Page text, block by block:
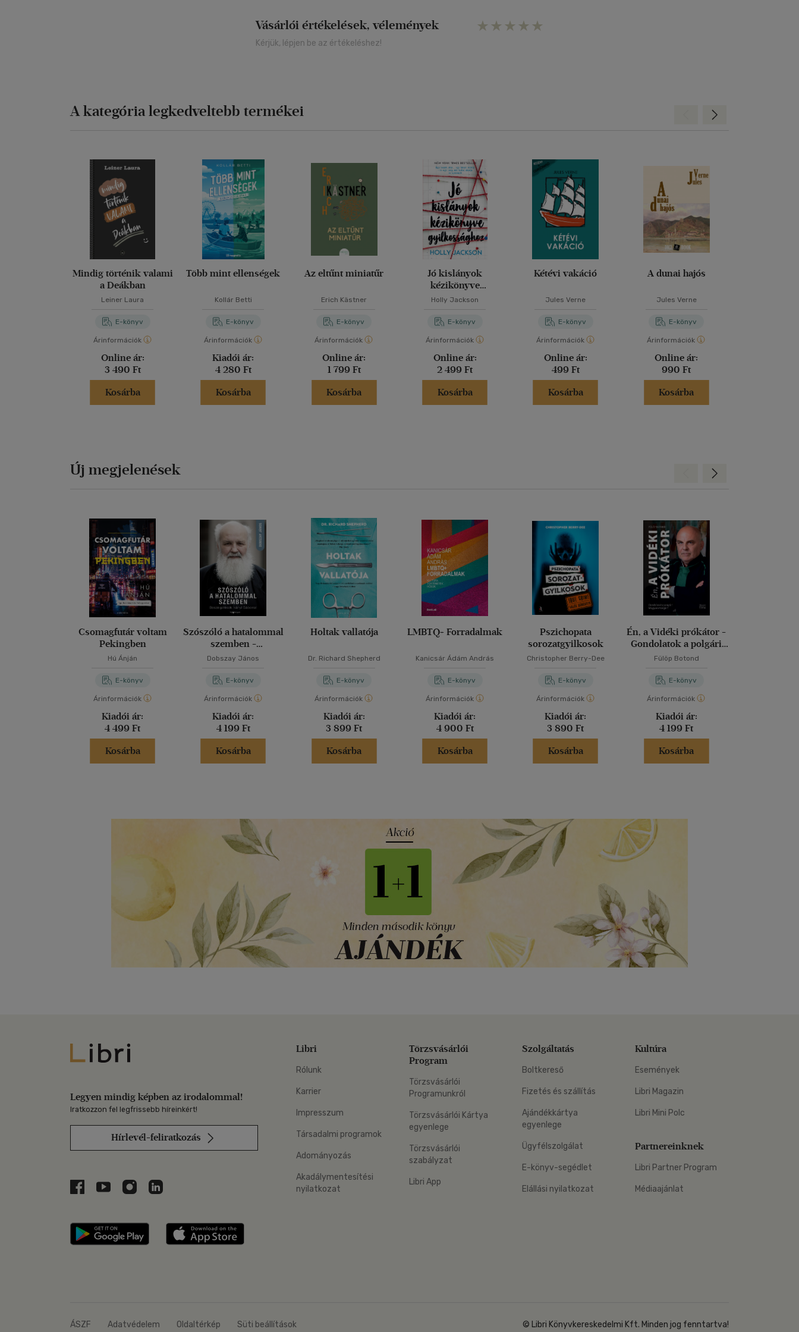
Vásárlói értékelések, vélemények
Kérjük, lépjen be az értékeléshez!
A kategória legkedveltebb termékei
Mindig történik valami
a Deákban
Leiner Laura
E-könyv
Árinformációk
Online ár:
3 490 Ft
Kosárba
Több mint ellenségek
Kollár Betti
E-könyv
Árinformációk
Kiadói ár:
4 280 Ft
Kosárba
Az eltűnt miniatűr
Erich Kästner
E-könyv
Árinformációk
Online ár:
1 799 Ft
Kosárba
Jó kislányok
kézikönyve
gyilkossághoz
Holly Jackson
E-könyv
Árinformációk
Online ár:
2 499 Ft
Kosárba
Kétévi vakáció
Jules Verne
E-könyv
Árinformációk
Online ár:
499 Ft
Kosárba
A dunai hajós
Jules Verne
E-könyv
Árinformációk
Online ár:
990 Ft
Kosárba
Előre
Új megjelenések
Csomagfutár voltam
Pekingben
Hú Ánján
E-könyv
Árinformációk
Kiadói ár:
4 499 Ft
Kosárba
Szószóló a hatalommal
szemben -
Beszélgetések Iványi
Dobszay János
E-könyv
Árinformációk
Kiadói ár:
4 199 Ft
Kosárba
Holtak vallatója
Dr. Richard Shepherd
E-könyv
Árinformációk
Kiadói ár:
3 899 Ft
Kosárba
LMBTQ+ Forradalmak
Kanicsár Ádám András
E-könyv
Árinformációk
Kiadói ár:
4 900 Ft
Kosárba
Pszichopata
sorozatgyilkosok
Christopher Berry-Dee
E-könyv
Árinformációk
Kiadói ár:
3 890 Ft
Kosárba
Én, a Vidéki prókátor -
Gondolatok a polgári
Magyarországért
Fülöp Botond
E-könyv
Árinformációk
Kiadói ár:
4 199 Ft
Kosárba
Előre
Libri
Legyen mindig képben az irodalommal!
Iratkozzon fel legfrissebb híreinkért!
Hírlevél-feliratkozás
Libri a Facebookon
Libri a Youtube-on
Libri az Instagramon
Libri a LinkedInen
Libri applikáció Szerezd meg: Google Play
Libri
Rólunk
Karrier
Impresszum
Társadalmi programok
Adományozás
Akadálymentesítési
nyilatkozat
Törzsvásárlói
Program
Törzsvásárlói
Programunkról
Törzsvásárlói Kártya
egyenlege
Törzsvásárlói
szabályzat
Libri App
Szolgáltatás
Boltkereső
Fizetés és szállítás
Ajándékkártya
egyenlege
Ügyfélszolgálat
E-könyv-segédlet
Elállási nyilatkozat
Kultúra
Események
Libri Magazin
Libri Mini Polc
Partnereinknek
Libri Partner Program
Médiaajánlat
ÁSZF Adatvédelem Oldaltérkép Süti beállítások © Libri Könyvkereskedelmi Kft. Minden jog fenntartva!